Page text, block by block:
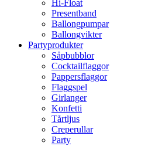
Hi-Float
Presentband
Ballongpumpar
Ballong­vikter
Party­­produkter
Såpbubblor
Cocktail­flaggor
Pappers­flaggor
Flaggspel
Girlanger
Konfetti
Tårtljus
Creperullar
Party